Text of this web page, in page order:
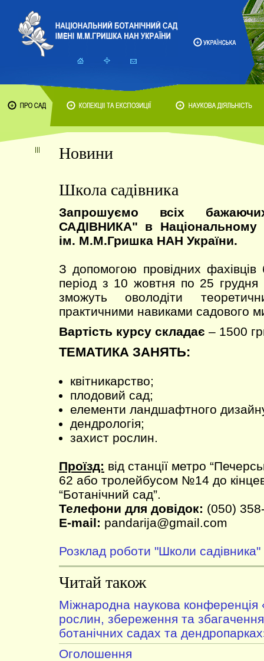
Новини
Школа садівника
Запрошуємо всіх
САДІВНИКА" в Національному
ім. М.М.Гришка НАН України.
З допомогою провідних фахівців
період з 10 жовтня по 25
зможуть оволодіти
практичними навиками садового
Вартість курсу складає – 1500
ТЕМАТИКА ЗАНЯТЬ:
квітникарство;
плодовий сад;
елементи ландшафтного
дендрологія;
захист рослин.
Проїзд: від станції метро
62 або тролейбусом №14 до
“Ботанічний сад”.
Телефони для довідок: (050)
E-mail: pandarija@gmail.com
Розклад роботи "Школи садівника"
Читай також
Міжнародна наукова конференція
рослин, збереження та збагачення
ботанічних садах та
Оголошення